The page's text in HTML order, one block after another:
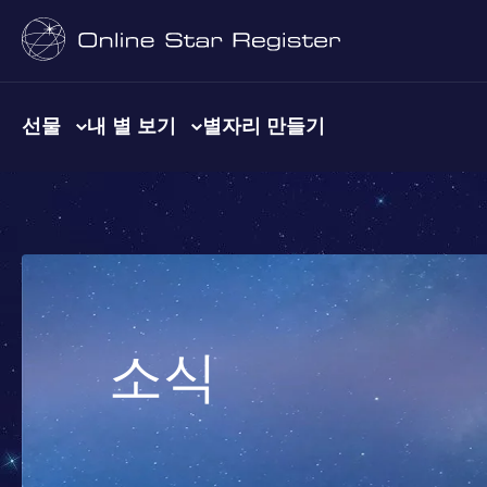
선물 내 별 보기 별자리 만들기
소식